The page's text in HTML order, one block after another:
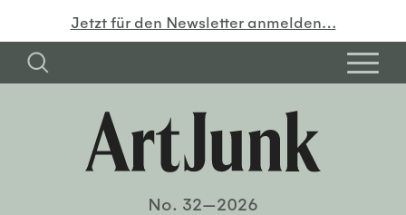
Jetzt für den Newsletter anmelden…
No. 32—2026